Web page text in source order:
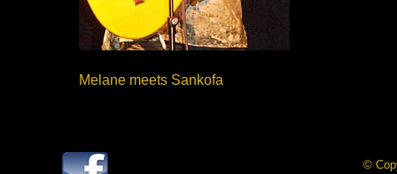
Melane meets Sankofa
©